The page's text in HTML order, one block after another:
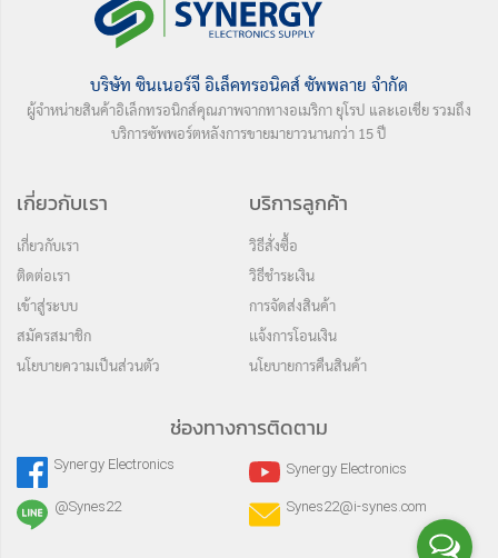
บริษัท ซินเนอร์จี อิเล็คทรอนิคส์ ซัพพลาย จำกัด
ผู้จำหน่ายสินค้าอิเล็กทรอนิกส์คุณภาพจากทางอเมริกา ยุโรป และเอเชีย รวมถึง
บริการซัพพอร์ตหลังการขายมายาวนานกว่า 15 ปี
เกี่ยวกับเรา
เกี่ยวกับเรา
ติดต่อเรา
เข้าสู่ระบบ
สมัครสมาชิก
นโยบายความเป็นส่วนตัว
บริการลูกค้า
วิธีสั่งซื้อ
วิธีชำระเงิน
การจัดส่งสินค้า
เเจ้งการโอนเงิน
นโยบายการคืนสินค้า
ช่องทางการติดตาม
Synergy Electronics Synergy Electronics
@Synes22 Synes22@i-synes.com